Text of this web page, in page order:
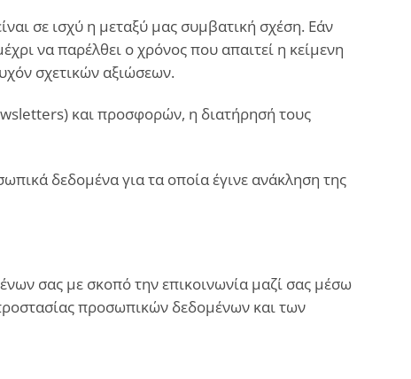
σε ισχύ η μεταξύ μας συμβατική σχέση. Εάν
να παρέλθει ο χρόνος που απαιτεί η κείμενη
σχετικών αξιώσεων.
και προσφορών, η διατήρησή τους
δεδομένα για τα οποία έγινε ανάκληση της
σας με σκοπό την επικοινωνία μαζί σας μέσω
προσωπικών δεδομένων και των